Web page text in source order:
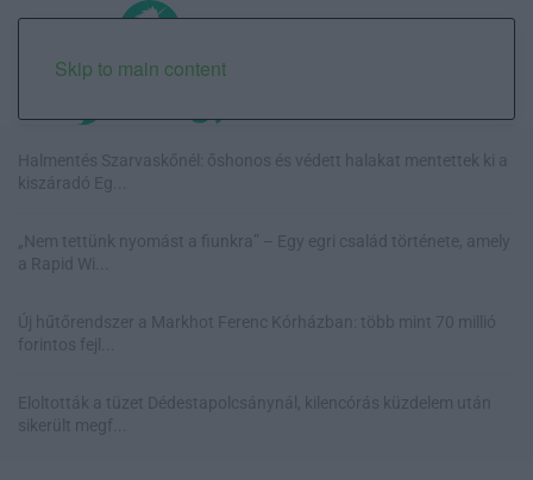
Skip to main content
Halmentés Szarvaskőnél: őshonos és védett halakat mentettek ki a
kiszáradó Eg...
„Nem tettünk nyomást a fiunkra” – Egy egri család története, amely
a Rapid Wi...
Új hűtőrendszer a Markhot Ferenc Kórházban: több mint 70 millió
forintos fejl...
Eloltották a tüzet Dédestapolcsánynál, kilencórás küzdelem után
sikerült megf...